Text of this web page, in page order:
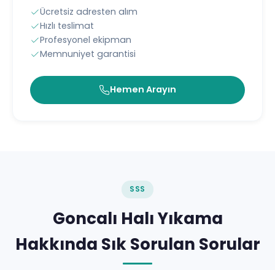
Ücretsiz adresten alım
Hızlı teslimat
Profesyonel ekipman
Memnuniyet garantisi
Hemen Arayın
SSS
Goncalı Halı Yıkama
Hakkında Sık Sorulan Sorular